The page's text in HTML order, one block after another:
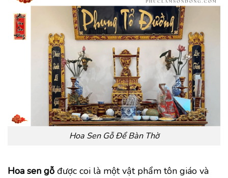
Hoa Sen Gỗ Để Bàn Thờ
Hoa sen gỗ được coi là một vật phẩm tôn giáo và